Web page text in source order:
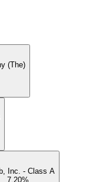
(The)
Inc. - Class A
7,20%